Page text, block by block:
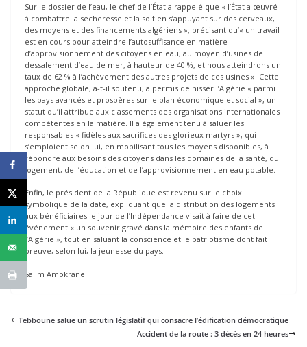
Sur le dossier de l’eau, le chef de l’État a rappelé que « l’État a œuvré
à combattre la sécheresse et la soif en s’appuyant sur des cerveaux,
des moyens et des financements algériens », précisant qu’« un travail
est en cours pour atteindre l’autosuffisance en matière
d’approvisionnement des citoyens en eau, au moyen d’usines de
dessalement d’eau de mer, à hauteur de 40 %, et nous atteindrons un
taux de 62 % à l’achèvement des autres projets de ces usines ». Cette
approche globale, a-t-il soutenu, a permis de hisser l’Algérie « parmi
les pays avancés et prospères sur le plan économique et social », un
statut qu’il attribue aux classements des organisations internationales
compétentes en la matière. Il a également tenu à saluer les
responsables « fidèles aux sacrifices des glorieux martyrs », qui
s’emploient selon lui, en mobilisant tous les moyens disponibles, à
répondre aux besoins des citoyens dans les domaines de la santé, du
logement, de l’éducation et de l’approvisionnement en eau potable.
Enfin, le président de la République est revenu sur le choix
symbolique de la date, expliquant que la distribution des logements
aux bénéficiaires le jour de l’Indépendance visait à faire de cet
événement « un souvenir gravé dans la mémoire des enfants de
l’Algérie », tout en saluant la conscience et le patriotisme dont fait
preuve, selon lui, la jeunesse du pays.
Salim Amokrane
Tebboune salue un scrutin législatif qui consacre l’édification démocratique
Accident de la route : 3 décès en 24 heures